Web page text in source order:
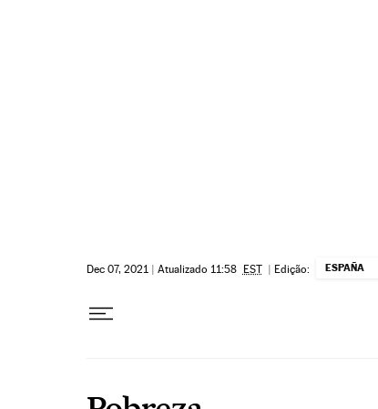
Dec 07, 2021 | Atualizado 11:58 EST | Edição: ESPAÑA